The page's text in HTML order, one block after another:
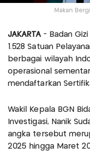
Makan
JAKARTA- Badan
1.528 Satuan
berbagai wilayah
operasional
mendaftarkan
Wakil Kepala BGN
Investigasi, Nanik
angka tersebut
2025 hingga Maret